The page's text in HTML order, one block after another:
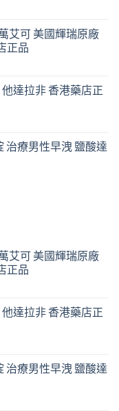
艾可 美國輝瑞原廠
正品
達拉非 香港藥店正
治療男性早洩 鹽酸達
艾可 美國輝瑞原廠
正品
達拉非 香港藥店正
治療男性早洩 鹽酸達